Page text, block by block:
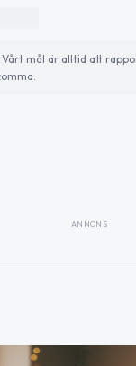
mål är alltid att
ANNONS